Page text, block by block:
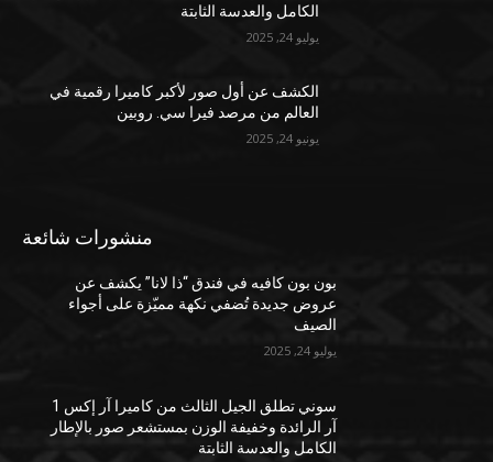
الكامل والعدسة الثابتة
يوليو 24, 2025
الكشف عن أول صور لأكبر كاميرا رقمية في
العالم من مرصد فيرا سي. روبين
يونيو 24, 2025
منشورات شائعة
بون بون كافيه في فندق “ذا لانا” يكشف عن
عروض جديدة تُضفي نكهة مميّزة على أجواء
الصيف
يوليو 24, 2025
سوني تطلق الجيل الثالث من كاميرا آر إكس 1
آر الرائدة وخفيفة الوزن بمستشعر صور بالإطار
الكامل والعدسة الثابتة